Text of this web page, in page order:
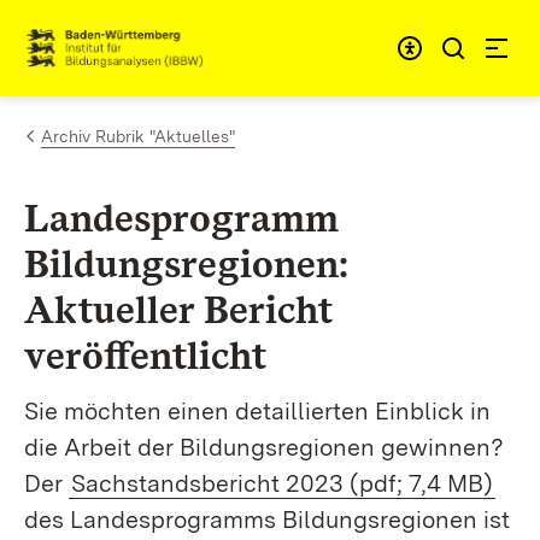
Zum Inhalt springen
Link zur Startseite
Archiv Rubrik "Aktuelles"
Landesprogramm
Bildungsregionen:
Aktueller Bericht
veröffentlicht
Sie möchten einen detaillierten Einblick in
die Arbeit der Bildungsregionen gewinnen?
Der Sachstandsbericht 2023 (pdf; 7,4 MB)
des Landesprogramms Bildungsregionen ist